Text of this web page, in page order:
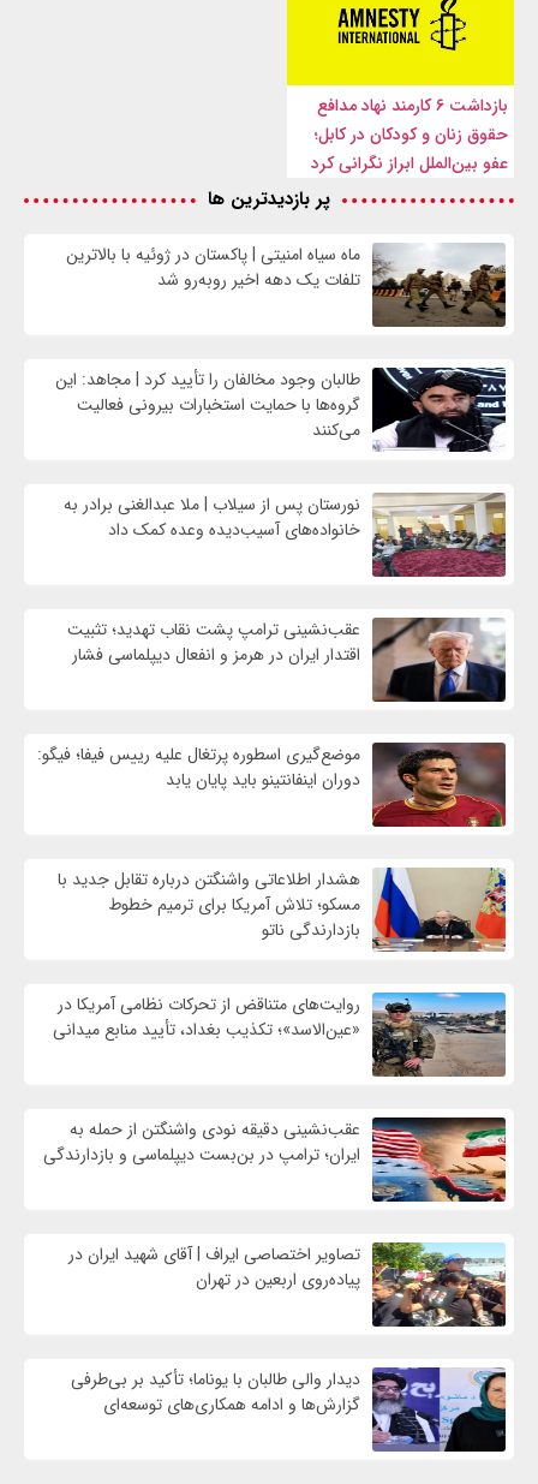
بازداشت ۶ کارمند نهاد مدافع
حقوق زنان و کودکان در کابل؛
عفو بین‌الملل ابراز نگرانی کرد
پر بازدیدترین ها
ماه سیاه امنیتی | پاکستان در ژوئیه با بالاترین
تلفات یک دهه اخیر روبه‌رو شد
طالبان وجود مخالفان را تأیید کرد | مجاهد: این
گروه‌ها با حمایت استخبارات بیرونی فعالیت
می‌کنند
نورستان پس از سیلاب | ملا عبدالغنی برادر به
خانواده‌های آسیب‌دیده وعده کمک داد
عقب‌نشینی ترامپ پشت نقاب تهدید؛ تثبیت
اقتدار ایران در هرمز و انفعال دیپلماسی فشار
موضع‌گیری اسطوره پرتغال علیه رییس فیفا؛ فیگو:
دوران اینفانتینو باید پایان یابد
هشدار اطلاعاتی واشنگتن درباره تقابل جدید با
مسکو؛ تلاش آمریکا برای ترمیم خطوط
بازدارندگی ناتو
روایت‌های متناقض از تحرکات نظامی آمریکا در
«عین‌الاسد»؛ تکذیب بغداد، تأیید منابع میدانی
عقب‌نشینی دقیقه نودی واشنگتن از حمله به
ایران؛ ترامپ در بن‌بست دیپلماسی و بازدارندگی
تصاویر اختصاصی ایراف | آقای شهید ایران در
پیاده‌روی اربعین در تهران
دیدار والی طالبان با یوناما؛ تأکید بر بی‌طرفی
گزارش‌ها و ادامه همکاری‌های توسعه‌ای